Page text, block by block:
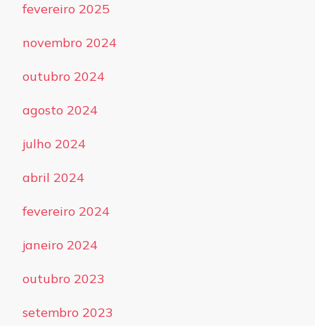
fevereiro 2025
novembro 2024
outubro 2024
agosto 2024
julho 2024
abril 2024
fevereiro 2024
janeiro 2024
outubro 2023
setembro 2023